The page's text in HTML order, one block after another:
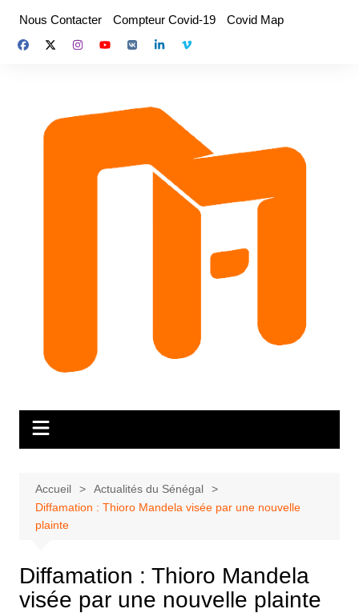
contenu
Nous Contacter Compteur Covid-19 Covid Map
Accueil
Actualités du Sénégal
Diffamation : Thioro Mandela visée par une nouvelle
plainte
Diffamation : Thioro Mandela
visée par une nouvelle plainte